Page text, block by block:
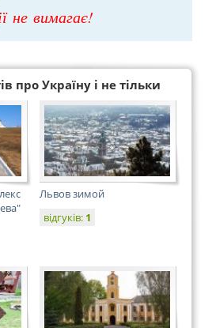
не вимагає!
про Україну і не тільки
Львов зимой
відгуків: 1